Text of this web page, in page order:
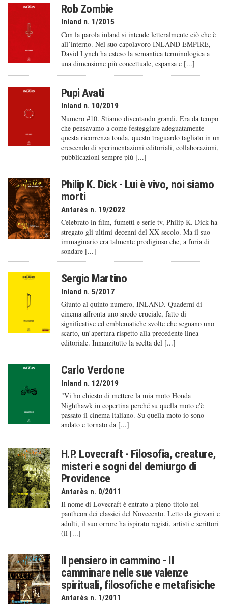
Rob Zombie
Inland n. 1/2015
Con la parola inland si intende letteralmente ciò che è
all’interno. Nel suo capolavoro INLAND EMPIRE,
David Lynch ha esteso la semantica terminologica a
una dimensione più concettuale, espansa e [...]
Pupi Avati
Inland n. 10/2019
Numero #10. Stiamo diventando grandi. Era da tempo
che pensavamo a come festeggiare adeguatamente
questa ricorrenza tonda, questo traguardo tagliato in un
crescendo di sperimentazioni editoriali, collaborazioni,
pubblicazioni sempre più [...]
Philip K. Dick - Lui è vivo, noi siamo
morti
Antarès n. 19/2022
Celebrato in film, fumetti e serie tv, Philip K. Dick ha
stregato gli ultimi decenni del XX secolo. Ma il suo
immaginario era talmente prodigioso che, a furia di
sondare [...]
Sergio Martino
Inland n. 5/2017
Giunto al quinto numero, INLAND. Quaderni di
cinema affronta uno snodo cruciale, fatto di
significative ed emblematiche svolte che segnano uno
scarto, un’apertura rispetto alla precedente linea
editoriale. Innanzitutto la scelta del [...]
Carlo Verdone
Inland n. 12/2019
"Vi ho chiesto di mettere la mia moto Honda
Nighthawk in copertina perché su quella moto c'è
passato il cinema italiano. Su quella moto io sono
andato e tornato da [...]
H.P. Lovecraft - Filosofia, creature,
misteri e sogni del demiurgo di
Providence
Antarès n. 0/2011
Il nome di Lovecraft è entrato a pieno titolo nel
pantheon dei classici del Novecento. Letto da giovani e
adulti, il suo orrore ha ispirato registi, artisti e scrittori
(il [...]
Il pensiero in cammino - Il
camminare nelle sue valenze
spirituali, filosofiche e metafisiche
Antarès n. 1/2011